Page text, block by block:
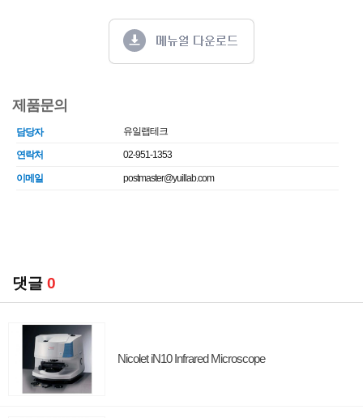
제품문의
담당자 유일랩테크
연락처 02-951-1353
이메일 postmaster@yuillab.com
댓글 0
Nicolet iN10 Infrared Microscope